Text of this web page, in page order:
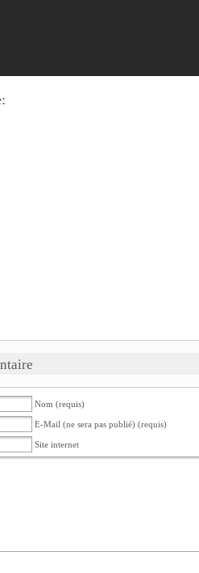
Nom (requis)
E-Mail (ne sera pas publié) (requis)
Site internet